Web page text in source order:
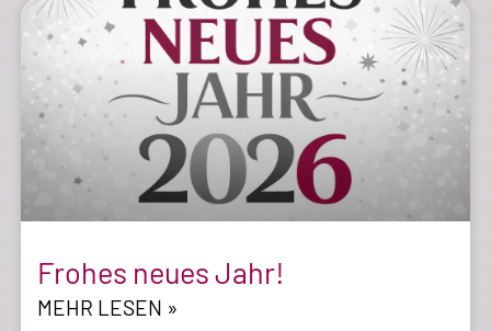
Frohes neues Jahr!
MEHR LESEN »